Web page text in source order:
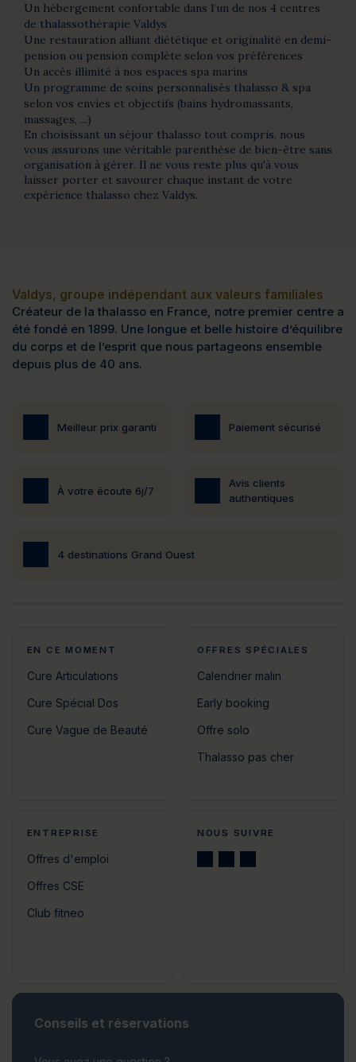
Un hébergement confortable dans l’un de nos 4 centres
de thalassothérapie Valdys
Une restauration alliant diététique et originalité en demi-
pension ou pension complète selon vos préférences
Un accès illimité à nos espaces spa marins
Un programme de soins personnalisés thalasso & spa
selon vos envies et objectifs (bains hydromassants,
massages, ...)
En choisissant un séjour thalasso tout compris, nous
vous assurons une véritable parenthèse de bien-être sans
organisation à gérer. Il ne vous reste plus qu'à vous
laisser porter et savourer chaque instant de votre
expérience thalasso chez Valdys.
Valdys, groupe indépendant aux valeurs familiales
Créateur de la thalasso en France, notre premier centre a
été fondé en 1899. Une longue et belle histoire d’équilibre
du corps et de l’esprit que nous partageons ensemble
depuis plus de 40 ans.
Meilleur prix garanti Paiement sécurisé
À votre écoute 6j/7
Avis clients
authentiques
4 destinations Grand Ouest
EN CE MOMENT
Cure Articulations
Cure Spécial Dos
Cure Vague de Beauté
OFFRES SPÉCIALES
Calendrier malin
Early booking
Offre solo
Thalasso pas cher
ENTREPRISE
Offres d'emploi
Offres CSE
Club fitneo
NOUS SUIVRE
Conseils et réservations